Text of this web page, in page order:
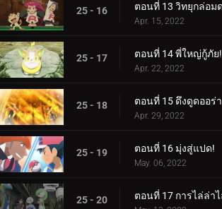
25 - 16
Apr. 15, 2022
25 - 17 ตอนที่ 14 พี่ใหญ่กู้ภัย!
Apr. 22, 2022
25 - 18
Apr. 29, 2022
25 - 19 ตอนที่ 16 มุ่งสู่แปด!
May. 06, 2022
25 - 20